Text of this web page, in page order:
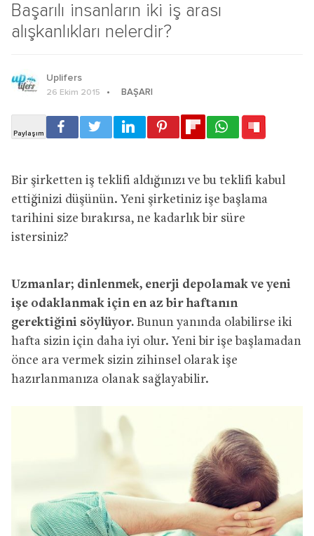
Başarılı insanların iki iş arası
alışkanlıkları nelerdir?
Uplifers
26 Ekim 2015 BAŞARI
Bir şirketten iş teklifi aldığınızı ve bu teklifi kabul
ettiğinizi düşünün. Yeni şirketiniz işe başlama
tarihini size bırakırsa, ne kadarlık bir süre
istersiniz?
Uzmanlar; dinlenmek, enerji depolamak ve yeni
işe odaklanmak için en az bir haftanın
gerektiğini söylüyor. Bunun yanında olabilirse iki
hafta sizin için daha iyi olur. Yeni bir işe başlamadan
önce ara vermek sizin zihinsel olarak işe
hazırlanmanıza olanak sağlayabilir.